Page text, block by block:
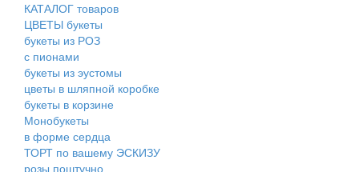
КАТАЛОГ товаров
ЦВЕТЫ букеты
букеты из РОЗ
с пионами
букеты из эустомы
цветы в шляпной коробке
букеты в корзине
Монобукеты
в форме сердца
ТОРТ по вашему ЭСКИЗУ
розы поштучно